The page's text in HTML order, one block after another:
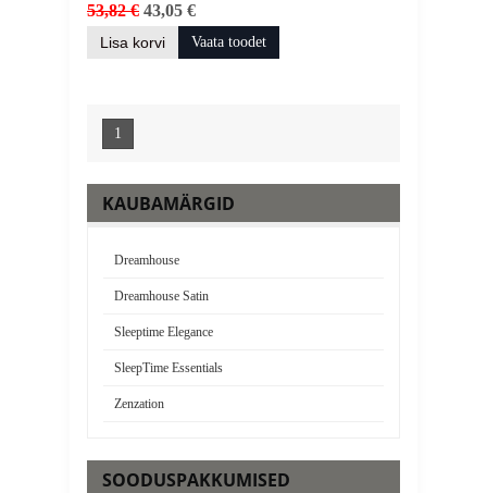
53,82 € 43,05 €
Lisa korvi Vaata toodet
1
KAUBAMÄRGID
Dreamhouse
Dreamhouse Satin
Sleeptime Elegance
SleepTime Essentials
Zenzation
SOODUSPAKKUMISED